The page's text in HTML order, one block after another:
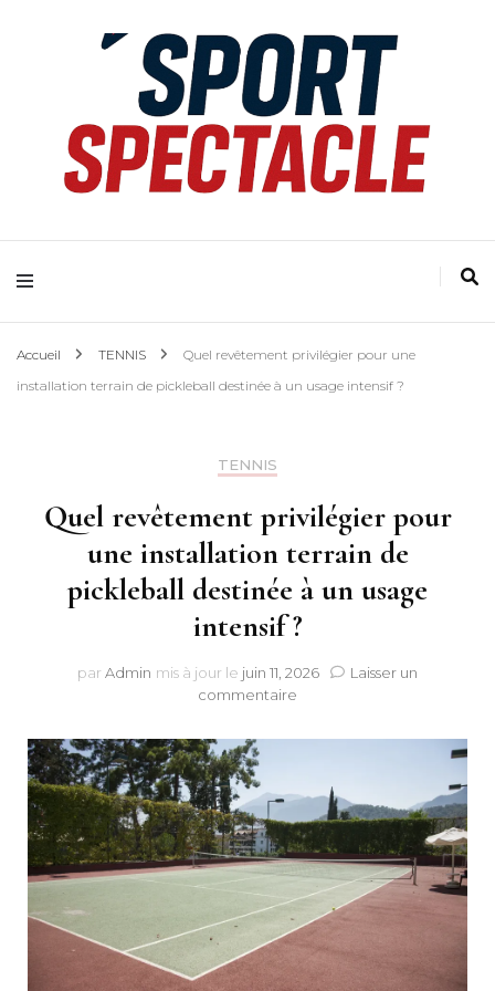
Accueil TENNIS
Quel revêtement privilégier pour une
installation terrain de pickleball destinée à un usage intensif ?
TENNIS
Quel revêtement privilégier pour
une installation terrain de
pickleball destinée à un usage
intensif ?
par Admin mis à jour le juin 11, 2026
Laisser un
commentaire
revêtement
une
installation
terrain
de
pickleball
destinée
à
un
usage